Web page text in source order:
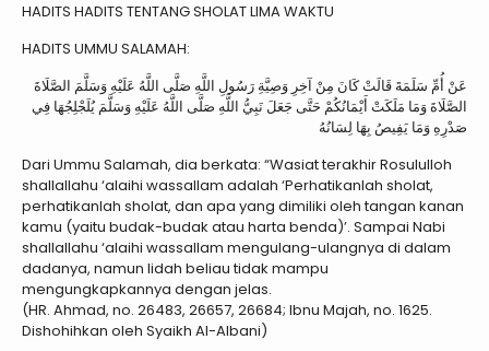
HADITS HADITS TENTANG SHOLAT LIMA WAKTU
HADITS UMMU SALAMAH:
عَنْ أُمِّ سَلَمَةَ قَالَتْ كَانَ مِنْ آخِرِ وَصِيَّةِ رَسُولِ اللَّهِ صَلَّى اللَّهُ عَلَيْهِ وَسَلَّمَ الصَّلَاةَ
الصَّلَاةَ وَمَا مَلَكَتْ أَيْمَانُكُمْ حَتَّى جَعَلَ نَبِيُّ اللَّهِ صَلَّى اللَّهُ عَلَيْهِ وَسَلَّمَ يُلَجْلِجُهَا فِي
صَدْرِهِ وَمَا يَفِيصُ بِهَا لِسَانُهُ
Dari Ummu Salamah, dia berkata: “Wasiat terakhir Rosululloh
shallallahu ‘alaihi wassallam adalah ‘Perhatikanlah sholat,
perhatikanlah sholat, dan apa yang dimiliki oleh tangan kanan
kamu (yaitu budak-budak atau harta benda)’. Sampai Nabi
shallallahu ‘alaihi wassallam mengulang-ulangnya di dalam
dadanya, namun lidah beliau tidak mampu
mengungkapkannya dengan jelas.
(HR. Ahmad, no. 26483, 26657, 26684; Ibnu Majah, no. 1625.
Dishohihkan oleh Syaikh Al-Albani)